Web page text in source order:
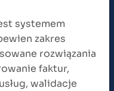
systemem
zakres
rozwiązania
faktur,
walidacje